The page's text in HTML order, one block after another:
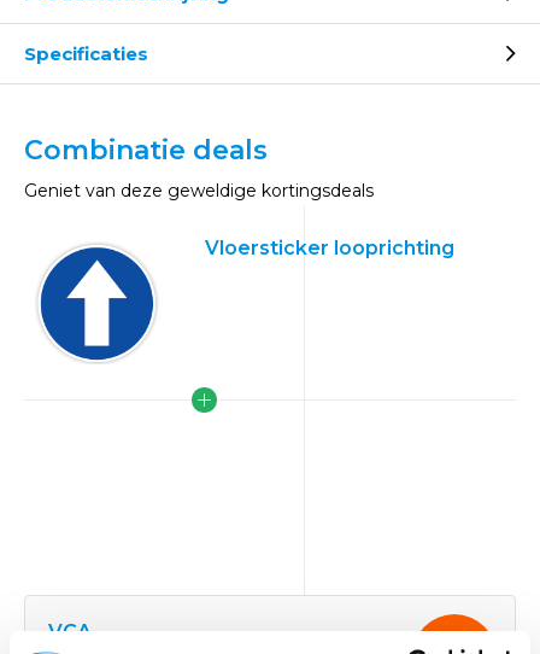
Specificaties
Combinatie deals
Geniet van deze geweldige kortingsdeals
Vloersticker looprichting
VCA